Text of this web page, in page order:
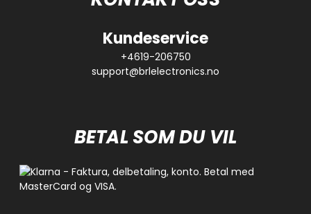
Kundeservice
+4619-206750
support@brlelectronics.no
BETAL SOM DU VIL